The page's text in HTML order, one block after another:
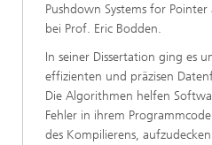
Pushdown Systems for
bei Prof. Eric Bodden.
In seiner Dissertation ging es
effizienten und präzisen
Die Algorithmen helfen
Fehler in ihrem
des Kompilierens,